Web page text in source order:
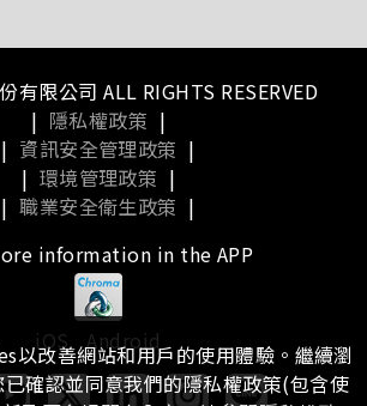
有限公司 ALL RIGHTS RESERVED
| 隱私權政策 |
| 資訊安全管理政策 |
| 環境管理政策 |
| 職業安全衛生政策 |
information in the APP
iOS Android
以改善網站和用戶的使用體驗。繼續瀏
確認並同意我們的隱私權政策(包含使